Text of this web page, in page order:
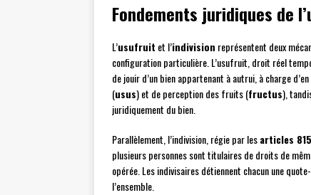
Fondements juridiques de
L’usufruit et l’indivision représentent deux
configuration particulière. L’usufruit, droit réel
de jouir d’un bien appartenant à autrui, à charge
(usus) et de perception des fruits (fructus),
juridiquement du bien.
Parallèlement, l’indivision, régie par lesarticles
plusieurs personnes sont titulaires de droits de
opérée. Les indivisaires détiennent chacun une
l’ensemble.